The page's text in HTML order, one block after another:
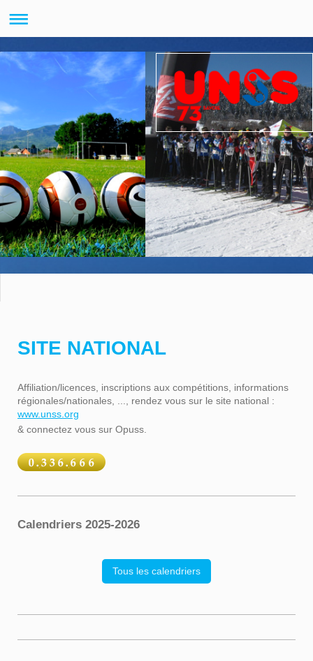
SITE NATIONAL
Affiliation/licences, inscriptions aux compétitions, informations
régionales/nationales, ..., rendez vous sur le site national :
www.unss.org
& connectez vous sur Opuss.
Calendriers 2025-2026
Tous les calendriers